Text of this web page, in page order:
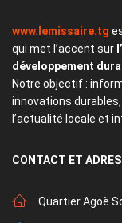
www.lemissaire.tg
qui met l’accent sur
développement
Notre objectif :
innovations
l’actualité locale et
CONTACT ET
Quartier Agoè